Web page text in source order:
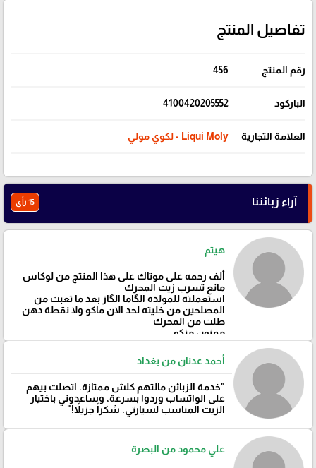
تفاصيل المنتج
رقم المنتج 456
الباركود 4100420205552
العلامة التجارية Liqui Moly - لكوي مولي
آراء زبائننا 15 رأي
هيثم
ألف رحمه على موتاك على هذا المنتج من لوكاس
مانع تسرب زيت المحرك
استعملته للمولده الگاما الگاز بعد ما تعبت من
المصلحين من خليته لحد الان ماكو ولا نقطة دهن
طلت من المحرك
ممنون منكم
أحمد عدنان من بغداد
"خدمة الزبائن مالتهم كلش ممتازة. اتصلت بيهم
على الواتساب وردوا بسرعة، وساعدوني باختيار
الزيت المناسب لسيارتي. شكراً جزيلاً!"
علي محمود من البصرة